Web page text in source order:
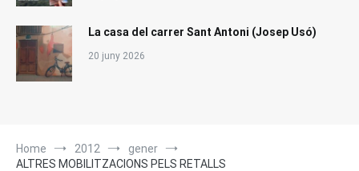
La casa del carrer Sant Antoni (Josep Usó)
20 juny 2026
Home 2012
gener
ALTRES MOBILITZACIONS PELS RETALLS